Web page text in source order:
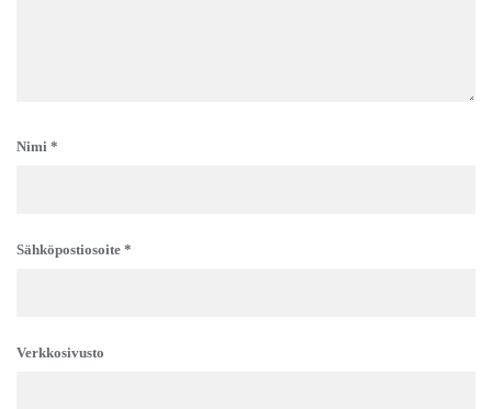
Nimi *
Sähköpostiosoite *
Verkkosivusto